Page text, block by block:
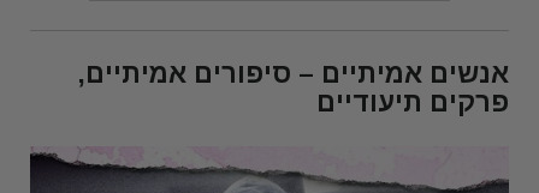
אנשים אמיתיים – סיפורים אמיתיים,
פרקים תיעודיים